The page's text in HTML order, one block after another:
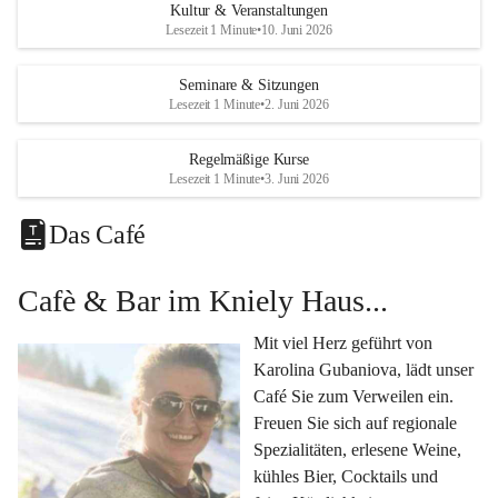
eigene kulinarische Highlights.
Klimatisiertes Foyer mit Theken-Infrastruktur,
Künstlergarderobe, kleiner Garten und Festwiese –
alles für Ihre perfekte Veranstaltung.
Seminare & Workshops, Hochzeiten &
Familienfeiern, Tagungen, Kulturevents oder Kundenevents
– bei uns finden Sie den passenden Rahmen für Ihre Ideen.
Lassen Sie sich von Karolina Gubaniova mit regionalen
Spezialitäten, edlen Weinen und kleinen Köstlichkeiten
verwöhnen.
Fragen oder Anfragen?
Kontaktieren Sie uns gerne per Mail
l.kohlmaier@leutschach-weinstrasse.gv.at
oder
+4334547060223
Kultur & Veranstaltungen
Lesezeit 1 Minute•10. Juni 2026
Seminare & Sitzungen
Lesezeit 1 Minute•2. Juni 2026
Regelmäßige Kurse
Lesezeit 1 Minute•3. Juni 2026
Das Café
Cafè & Bar im Kniely Haus...
Mit viel Herz geführt von
Karolina Gubaniova, lädt unser
Café Sie zum Verweilen ein.
Freuen Sie sich auf regionale
Spezialitäten, erlesene Weine,
kühles Bier, Cocktails und